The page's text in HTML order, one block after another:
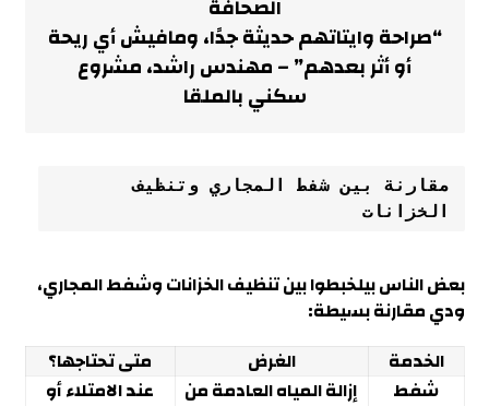
الصحافة
“صراحة وايتاتهم حديثة جدًا، ومافيش أي ريحة
أو أثر بعدهم” – مهندس راشد، مشروع
سكني بالملقا
مقارنة بين شفط المجاري وتنظيف
الخزانات
بعض الناس بيلخبطوا بين تنظيف الخزانات وشفط المجاري،
ودي مقارنة بسيطة:
الخدمة
الغرض
متى تحتاجها؟
شفط
إزالة المياه العادمة من
عند الامتلاء أو